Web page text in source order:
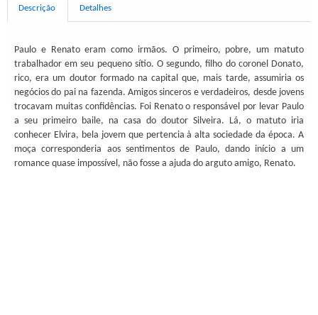
Descrição Detalhes
Paulo e Renato eram como irmãos. O primeiro, pobre, um matuto
trabalhador em seu pequeno sítio. O segundo, filho do coronel Donato,
rico, era um doutor formado na capital que, mais tarde, assumiria os
negócios do pai na fazenda. Amigos sinceros e verdadeiros, desde jovens
trocavam muitas confidências. Foi Renato o responsável por levar Paulo
a seu primeiro baile, na casa do doutor Silveira. Lá, o matuto iria
conhecer Elvira, bela jovem que pertencia à alta sociedade da época. A
moça corresponderia aos sentimentos de Paulo, dando início a um
romance quase impossível, não fosse a ajuda do arguto amigo, Renato.